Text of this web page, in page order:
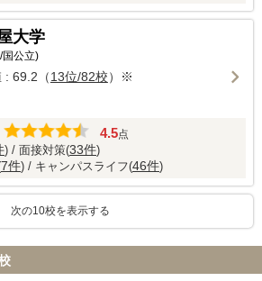
大学
国公立)
: 69.2（13位/82校）※
4.5点
) / 面接対策(33件)
7件) / キャンパスライフ(46件)
次の10校を表示する